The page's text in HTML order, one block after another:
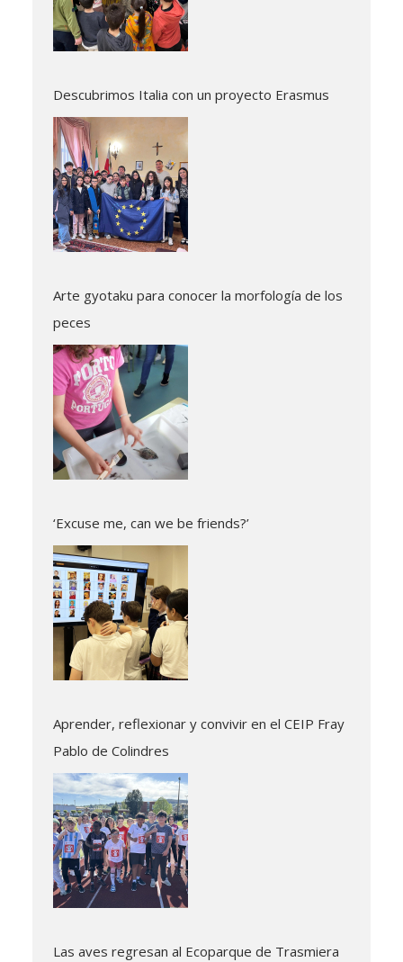
Descubrimos Italia con un proyecto Erasmus
Arte gyotaku para conocer la morfología de los
peces
‘Excuse me, can we be friends?’
Aprender, reflexionar y convivir en el CEIP Fray
Pablo de Colindres
Las aves regresan al Ecoparque de Trasmiera